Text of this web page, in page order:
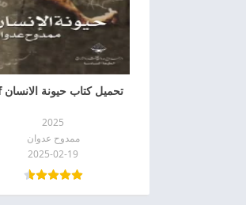
تحميل كتاب حيونة الانسان pdf
2025
ممدوح عدوان
2025-02-19